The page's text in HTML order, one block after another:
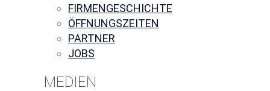
FIRMENGESCHICHTE
ÖFFNUNGSZEITEN
PARTNER
JOBS
MEDIEN